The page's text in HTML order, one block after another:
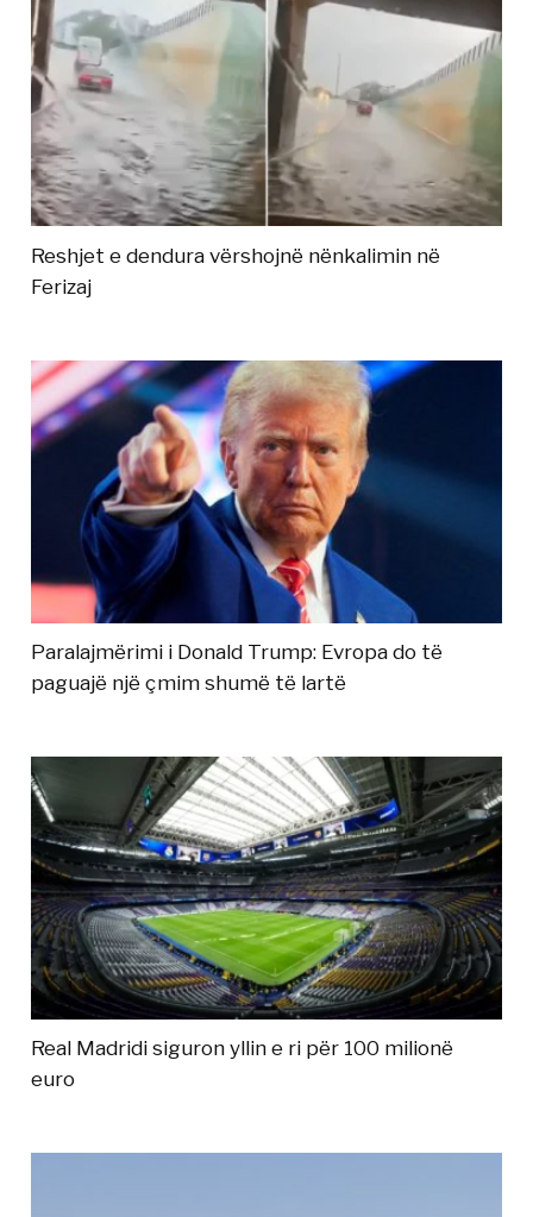
Reshjet e dendura vërshojnë nënkalimin në
Ferizaj
Paralajmërimi i Donald Trump: Evropa do të
paguajë një çmim shumë të lartë
Real Madridi siguron yllin e ri për 100 milionë
euro